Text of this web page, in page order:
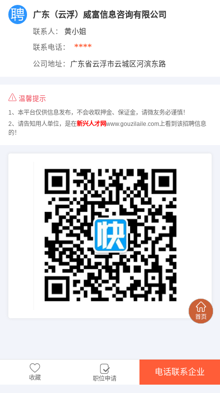
广东（云浮）威富信息咨询有限公司
联系人： 黄小姐
联系电话： ****
公司地址： 广东省云浮市云城区河滨东路
温馨提示
1、本平台仅供信息发布，不会收取押金、保证金，请微友务必谨慎！
2、请告知用人单位，是在新兴人才网www.gouzilaile.com上看到该招聘信息
的！
收藏 职位申请
电话联系企业